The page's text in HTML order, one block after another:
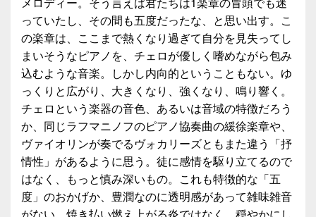
っていたし、その間も五度だったな、と思い出す。こ
の楽章は、ここまで熱くなり過ぎて自分を見失ってし
まいそうなピアノを、チェロが優しく嗜めながら包み
込むような音楽。しかし内向的ということもない。ゆ
っくりと広がり、大きくなり、強くなり、鳴り響く。
チェロという楽器の音色、あるいは音域の特徴だろう
か、同じラフマニノフのピアノ協奏曲の緩徐楽章や、
ヴァイオリンが奏でるヴォカリーズともまた違う「抒
情性」があるように思う。徒に感情を駆り立てるので
はなく、もっと慎み深いもの。これも特徴的な「五
度」のおかげか、豊潤なのに透明感があって雑味雑音